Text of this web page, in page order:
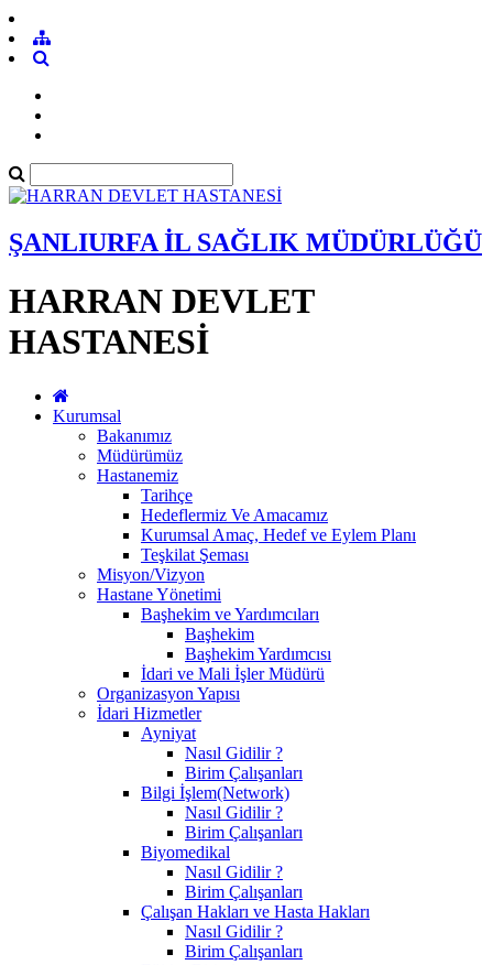
ŞANLIURFA İL SAĞLIK MÜDÜRLÜĞÜ
HARRAN DEVLET
HASTANESİ
Kurumsal
Bakanımız
Müdürümüz
Hastanemiz
Tarihçe
Hedeflermiz Ve Amacamız
Kurumsal Amaç, Hedef ve Eylem Planı
Teşkilat Şeması
Misyon/Vizyon
Hastane Yönetimi
Başhekim ve Yardımcıları
Başhekim
Başhekim Yardımcısı
İdari ve Mali İşler Müdürü
Organizasyon Yapısı
İdari Hizmetler
Ayniyat
Nasıl Gidilir ?
Birim Çalışanları
Bilgi İşlem(Network)
Nasıl Gidilir ?
Birim Çalışanları
Biyomedikal
Nasıl Gidilir ?
Birim Çalışanları
Çalışan Hakları ve Hasta Hakları
Nasıl Gidilir ?
Birim Çalışanları